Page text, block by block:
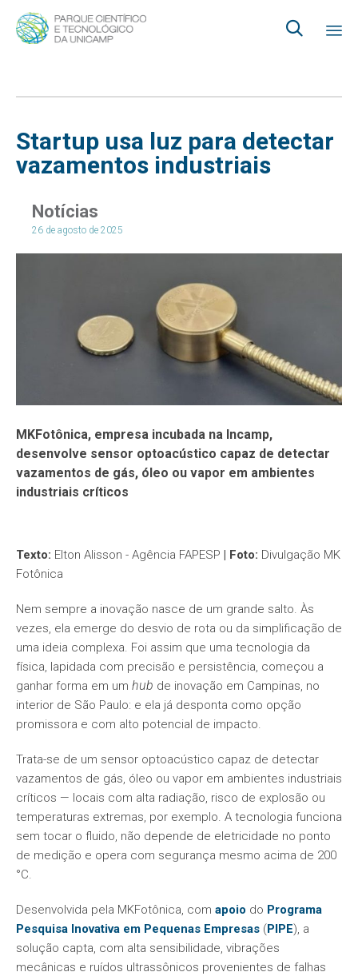

Startup usa luz para detectar
vazamentos industriais
Notícias
26 de agosto de 2025
MKFotônica, empresa incubada na Incamp,
desenvolve sensor optoacústico capaz de detectar
vazamentos de gás, óleo ou vapor em ambientes
industriais críticos
Texto: Elton Alisson - Agência FAPESP | Foto: Divulgação MK
Fotônica
Nem sempre a inovação nasce de um grande salto. Às
vezes, ela emerge do desvio de rota ou da simplificação de
uma ideia complexa. Foi assim que uma tecnologia da
física, lapidada com precisão e persistência, começou a
ganhar forma em um hub de inovação em Campinas, no
interior de São Paulo: e ela já desponta como opção
promissora e com alto potencial de impacto.
Trata-se de um sensor optoacústico capaz de detectar
vazamentos de gás, óleo ou vapor em ambientes industriais
críticos — locais com alta radiação, risco de explosão ou
temperaturas extremas, por exemplo. A tecnologia funciona
sem tocar o fluido, não depende de eletricidade no ponto
de medição e opera com segurança mesmo acima de 200
°C.
Desenvolvida pela MKFotônica, com apoio do Programa
Pesquisa Inovativa em Pequenas Empresas (PIPE), a
solução capta, com alta sensibilidade, vibrações
mecânicas e ruídos ultrassônicos provenientes de falhas